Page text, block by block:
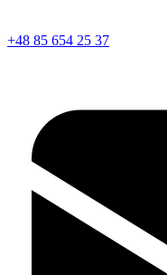
+48 85 654 25 37